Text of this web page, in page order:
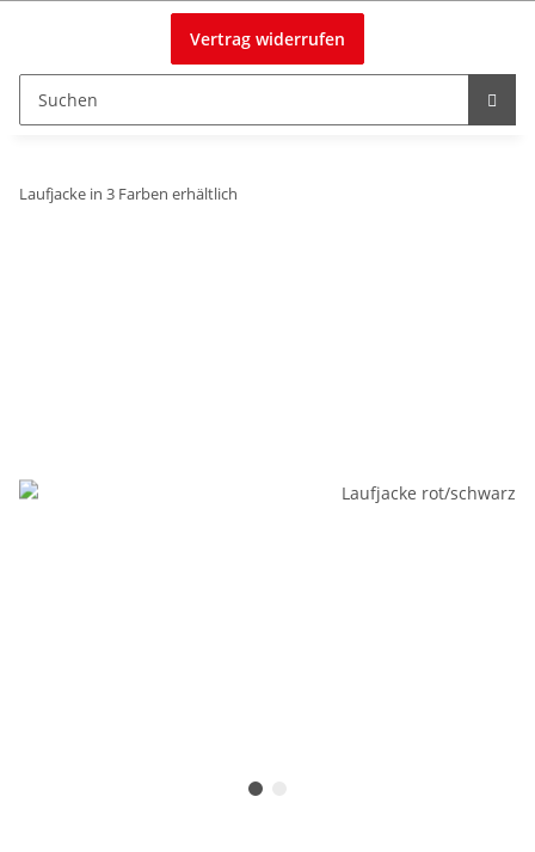
Vertrag widerrufen
Laufjacke in 3 Farben erhältlich